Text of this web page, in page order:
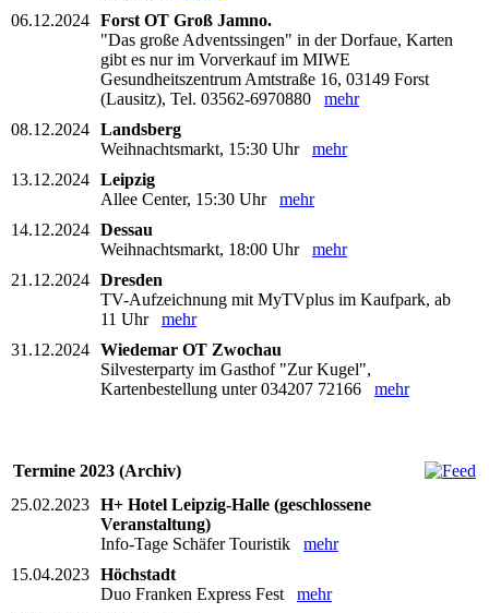
06.12.2024 Forst OT Groß Jamno.
"Das große Adventssingen" in der Dorfaue, Karten
gibt es nur im Vorverkauf im MIWE
Gesundheitszentrum Amtstraße 16, 03149 Forst
(Lausitz), Tel. 03562-6970880 mehr
08.12.2024 Landsberg
Weihnachtsmarkt, 15:30 Uhr mehr
13.12.2024 Leipzig
Allee Center, 15:30 Uhr mehr
14.12.2024 Dessau
Weihnachtsmarkt, 18:00 Uhr mehr
21.12.2024 Dresden
TV-Aufzeichnung mit MyTVplus im Kaufpark, ab
11 Uhr mehr
31.12.2024 Wiedemar OT Zwochau
Silvesterparty im Gasthof "Zur Kugel",
Kartenbestellung unter 034207 72166 mehr
Termine 2023 (Archiv)
25.02.2023 H+ Hotel Leipzig-Halle (geschlossene
Veranstaltung)
Info-Tage Schäfer Touristik mehr
15.04.2023 Höchstadt
Duo Franken Express Fest mehr